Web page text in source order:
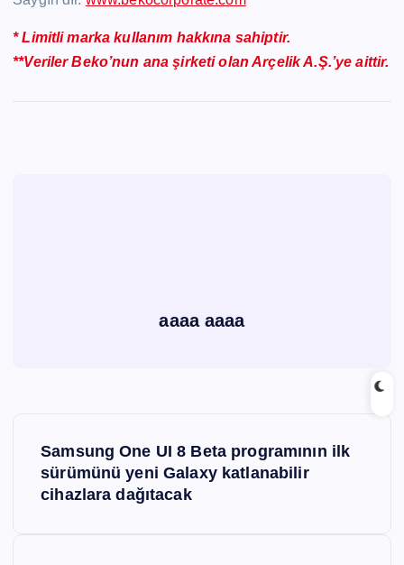
* Limitli marka kullanım hakkına sahiptir.
**Veriler Beko’nun ana şirketi olan Arçelik A.Ş.’ye aittir.
aaaa aaaa
Samsung One UI 8 Beta programının ilk
sürümünü yeni Galaxy katlanabilir
cihazlara dağıtacak